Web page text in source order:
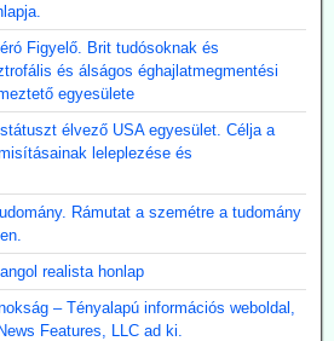
Figyelő. Brit tudósoknak és
és álságos éghajlatmegmentési
egyesülete
élvező USA egyesület. Célja a
leleplezése és
Rámutat a szemétre a tudomány
realista honlap
– Tényalapú információs weboldal,
Features, LLC ad ki.